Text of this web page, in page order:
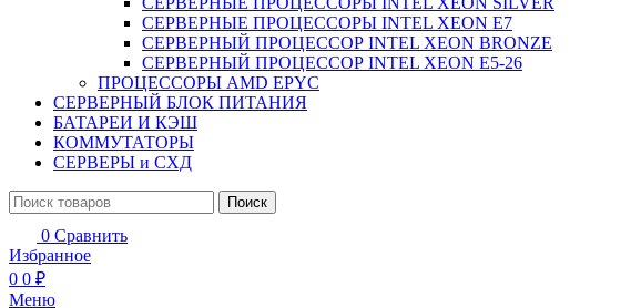
СЕРВЕРНЫЕ ПРОЦЕССОРЫ INTEL XEON Е7
СЕРВЕРНЫЙ ПРОЦЕССОР INTEL XEON BRONZE
СЕРВЕРНЫЙ ПРОЦЕССОР INTEL XEON Е5-26
ПРОЦЕССОРЫ AMD EPYC
СЕРВЕРНЫЙ БЛОК ПИТАНИЯ
БАТАРЕИ И КЭШ
КОММУТАТОРЫ
СЕРВЕРЫ и СХД
Поиск
0 Сравнить
Избранное
0 0 ₽
Меню